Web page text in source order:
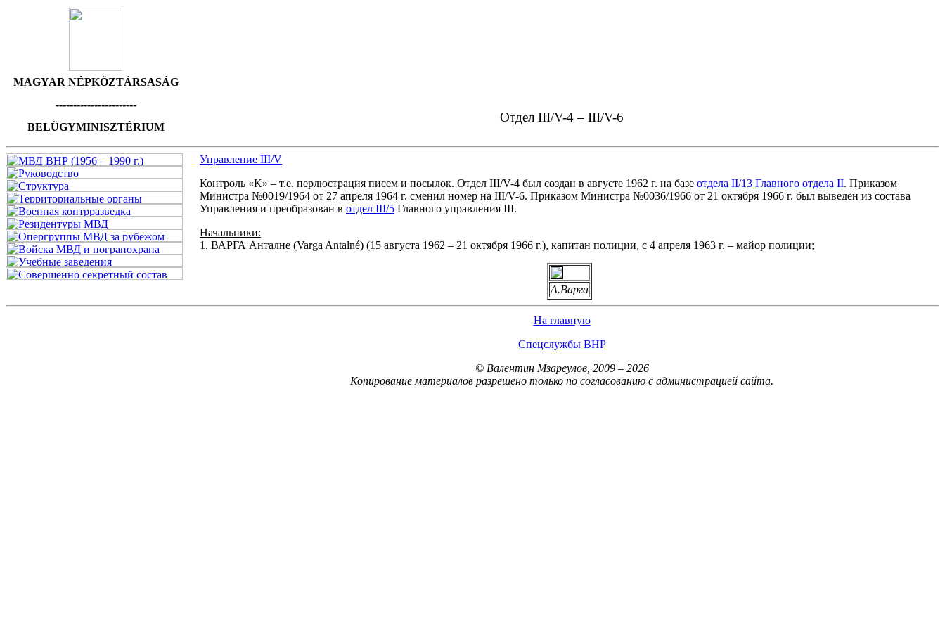
MAGYAR NÉPKÖZTÁRSASÁG
-----------------------
BELÜGYMINISZTÉRIUM
Отдел III/V-4 – III/V-6
Управление III/V
Контроль «K» – т.е. перлюстрация писем и посылок. Отдел III/V-4 был создан в августе 1962 г. на базе отдела II/13 Главного отдела II. Приказом
Министра №0019/1964 от 27 апреля 1964 г. сменил номер на III/V-6. Приказом Министра №0036/1966 от 21 октября 1966 г. был выведен из состава
Управления и преобразован в отдел III/5 Главного управления III.
Начальники:
1. ВАРГА Анталне (Varga Antalné) (15 августа 1962 – 21 октября 1966 г.), капитан полиции, с 4 апреля 1963 г. – майор полиции;
А.Варга
На главную
Спецслужбы ВНР
© Валентин Мзареулов, 2009 – 2026
Копирование материалов разрешено только по согласованию с администрацией сайта.